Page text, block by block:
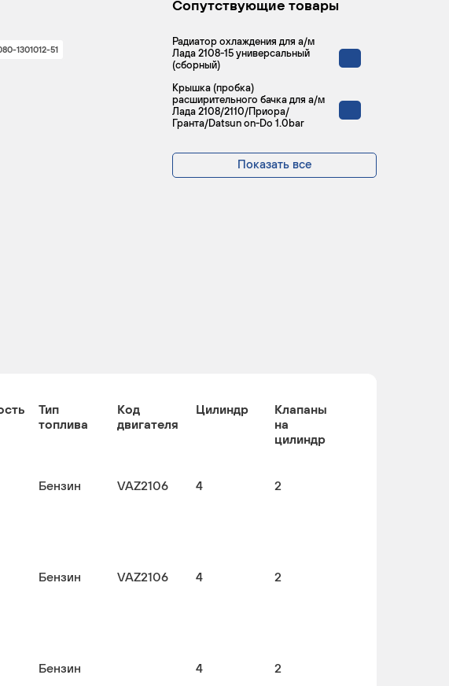
1301012-51
Сопутствующие товары
Радиатор охлаждения для а/м
Лада 2108-15 универсальный
(сборный)
Крышка (пробка)
расширительного бачка для а/м
Лада 2108/2110/Приора/
Гранта/Datsun on-Do 1.0bar
Показать все
Тип
топлива
Код
двигателя
Цилиндр
Клапаны
на
цилиндр
Бензин VAZ2106 4 2
Бензин VAZ2106 4 2
Бензин 4 2